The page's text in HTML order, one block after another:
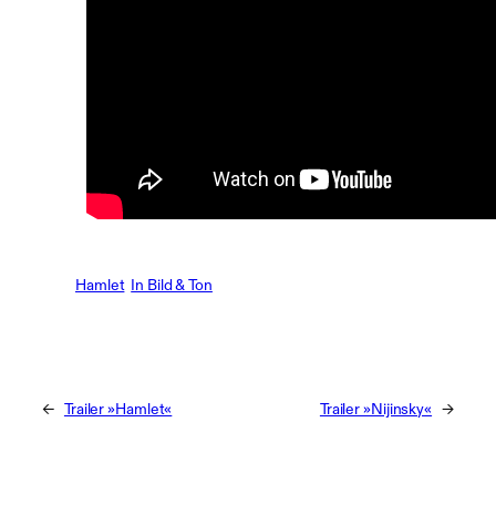
Hamlet In Bild & Ton
← Trailer »Hamlet« Trailer »Nijinsky« →